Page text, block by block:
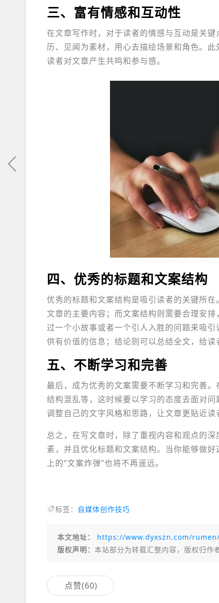
三、富有情感和互动性
在文章写作时，对于读者的情感与互动是关
历、见闻为素材，用心去描绘场景和角色。
读者对文章产生共鸣和参与感。
四、优秀的标题和文案结构
优秀的标题和文案结构是吸引读者的关键所
文章的主要内容；而文案结构则需要合理安
过一个小故事或者一个引人入胜的问题来吸
供有价值的信息；结论则可以总结全文，给读
五、不断学习和完善
最后，成为优秀的文案需要不断学习和完善
结构混乱等，这时候要以学习的态度去面对
调整自己的文字风格和思路，让文章更贴近读
总之，在写文章时，除了重视内容和观点的
素，并且优化标题和文案结构。当你能够做
上的“文案炸弹”也将不再遥远。
标签： 自媒体创作技巧
本文地址：
https://www.dyxszn.com/
版权声明： 本站部分为转载汇整内容，版权归作
点赞(60)